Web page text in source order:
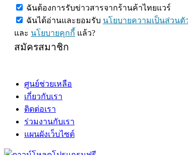
ฉันต้องการรับข่าวสารจากร้านค้าไทยแวร์
ฉันได้อ่านและยอมรับ นโยบายความเป็นส่วนตั
และ นโยบายคุกกี้ แล้ว?
สมัครสมาชิก
ศูนย์ช่วยเหลือ
เกี่ยวกับเรา
ติดต่อเรา
ร่วมงานกับเรา
แผนผังเว็บไซต์